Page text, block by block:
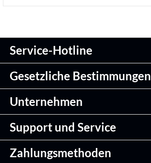
Service-Hotline
Gesetzliche Bestimmungen
Unternehmen
Support und Service
Zahlungsmethoden